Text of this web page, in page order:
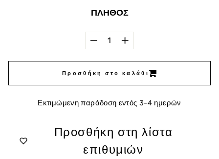
ΠΛΉΘΟΣ
− +
Προσθήκη στο καλάθι
Εκτιμώμενη παράδοση εντός 3-4 ημερών
Προσθήκη στη λίστα
επιθυμιών